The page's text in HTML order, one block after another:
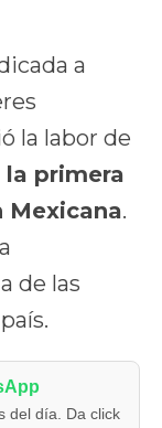
a
la labor de
la primera
Mexicana.
de las
del día. Da click